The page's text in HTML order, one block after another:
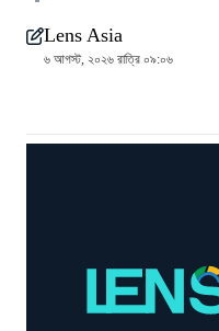
Lens Asia
৬ আগস্ট, ২০২৬ রাত্রি ০৯:০৬